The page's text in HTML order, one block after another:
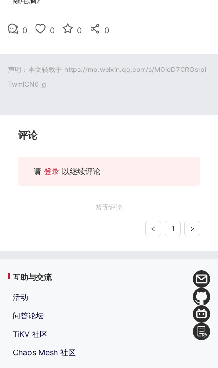
0 0 0 0
声明：本文转载于 https://mp.weixin.qq.com/s/MOioD7CROsrpi
TwmlCN0_g
评论
请 登录 以继续评论
暂无评论
1
互助与交流
活动
问答论坛
TiKV 社区
Chaos Mesh 社区